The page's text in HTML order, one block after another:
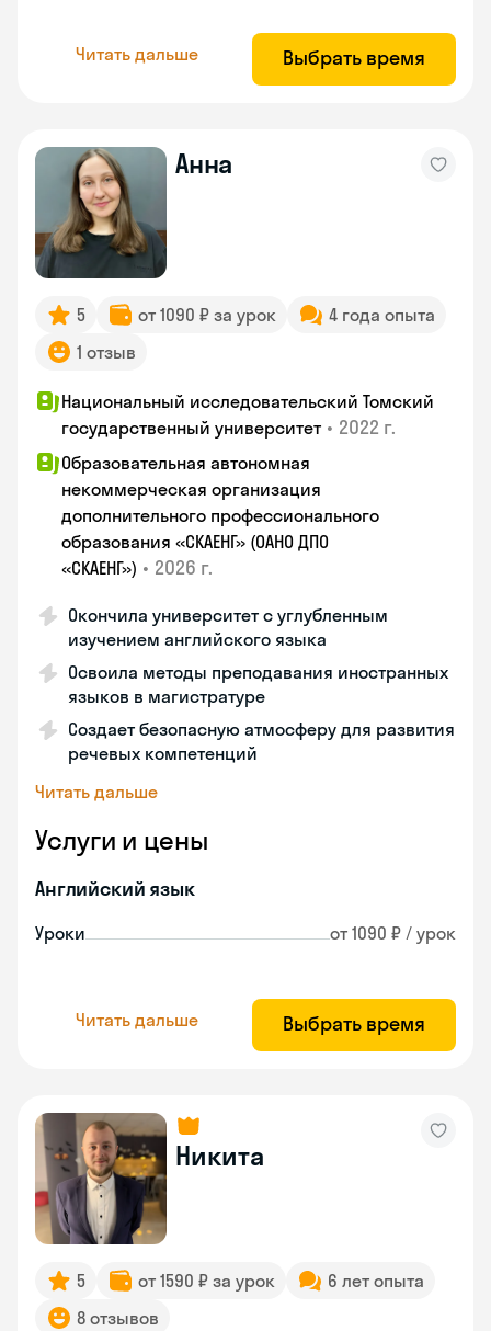
Читать дальше Выбрать время
Анна
5 от 1090 ₽ за урок
4 года опыта
1 отзыв
Национальный исследовательский Томский
государственный университет • 2022 г.
Образовательная автономная
некоммерческая организация
дополнительного профессионального
образования «СКАЕНГ» (ОАНО ДПО
«СКАЕНГ») • 2026 г.
Окончила университет с углубленным
изучением английского языка
Освоила методы преподавания иностранных
языков в магистратуре
Создает безопасную атмосферу для развития
речевых компетенций
Читать дальше
Услуги и цены
Английский язык
Уроки от 1090 ₽ / урок
Читать дальше Выбрать время
Никита
5 от 1590 ₽ за урок
6 лет опыта
8 отзывов